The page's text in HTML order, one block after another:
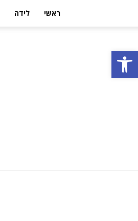
פתח סרגל נגישות
ראשי לידה